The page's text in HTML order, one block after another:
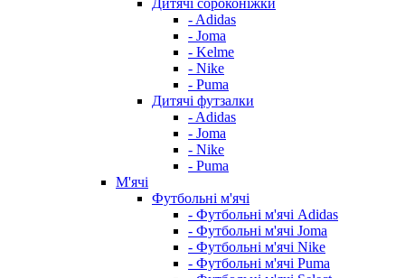
- Adidas
- Joma
- Kelme
- Nike
- Puma
Дитячі футзалки
- Adidas
- Joma
- Nike
- Puma
М'ячі
Футбольні м'ячі
- Футбольні м'ячі Adidas
- Футбольні м'ячі Joma
- Футбольні м'ячі Nike
- Футбольні м'ячі Puma